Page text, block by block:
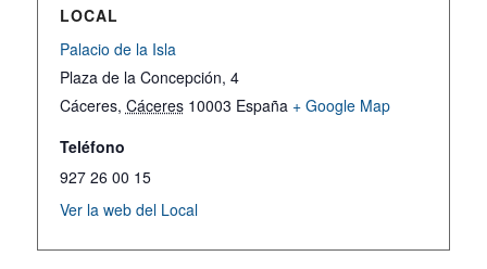
LOCAL
Palacio de la Isla
Plaza de la Concepción, 4
Cáceres, Cáceres 10003 España + Google Map
Teléfono
927 26 00 15
Ver la web del Local